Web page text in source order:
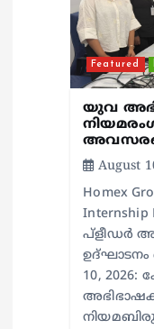
Featured
യുവ
August
Homex
Internship
പ്ളീഡർ
10,